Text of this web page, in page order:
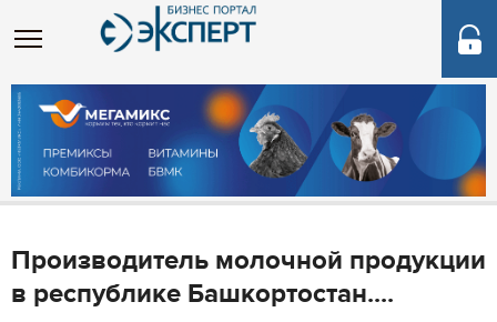
Производитель молочной продукции
в республике Башкортостан....